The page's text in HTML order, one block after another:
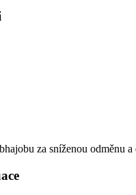
za sníženou odměnu